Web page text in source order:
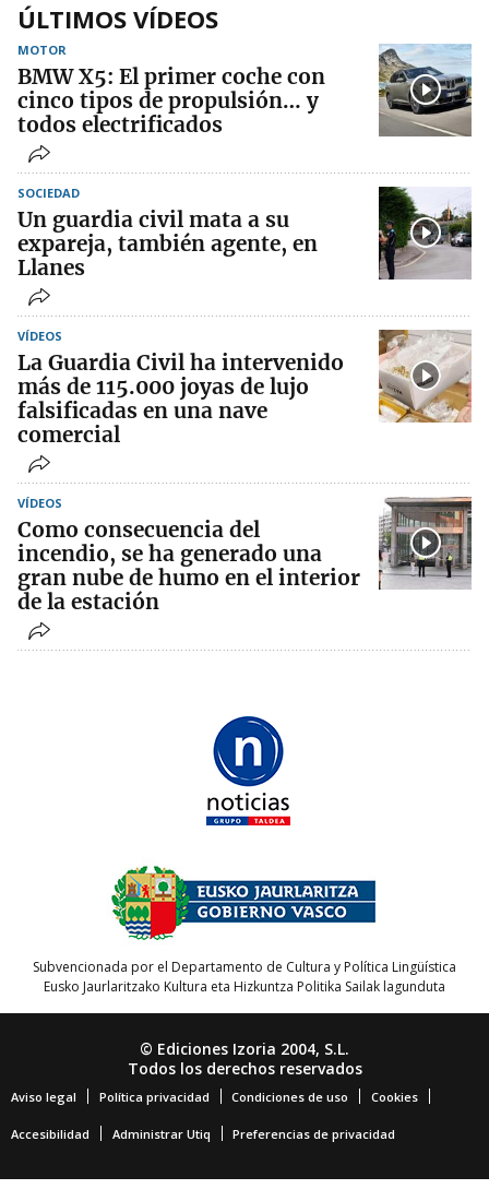
ÚLTIMOS VÍDEOS
MOTOR
BMW X5: El primer coche con
cinco tipos de propulsión… y
todos electrificados
SOCIEDAD
Un guardia civil mata a su
expareja, también agente, en
Llanes
VÍDEOS
La Guardia Civil ha intervenido
más de 115.000 joyas de lujo
falsificadas en una nave
comercial
VÍDEOS
Como consecuencia del
incendio, se ha generado una
gran nube de humo en el interior
de la estación
Subvencionada por el Departamento de Cultura y Política Lingüística
Eusko Jaurlaritzako Kultura eta Hizkuntza Politika Sailak lagunduta
© Ediciones Izoria 2004, S.L.
Todos los derechos reservados
Aviso legal Política privacidad Condiciones de uso Cookies
Accesibilidad Administrar Utiq Preferencias de privacidad